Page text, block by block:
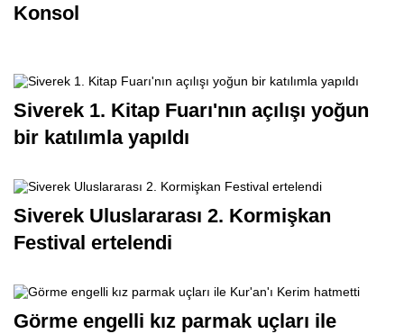
Konsol
Siverek 1. Kitap Fuarı'nın açılışı yoğun
bir katılımla yapıldı
Siverek Uluslararası 2. Kormişkan
Festival ertelendi
Görme engelli kız parmak uçları ile